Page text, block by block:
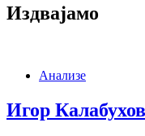
Издвајамо
Анализе
Игор